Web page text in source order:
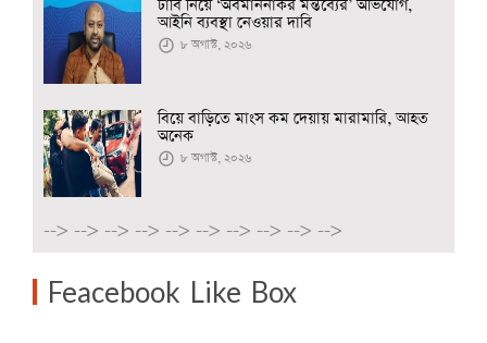
ঢাবি নিয়ে ‘অবমাননাকর মন্তব্যের’ অভিযোগ,
আইনি ব্যবস্থা নেওয়ার দাবি
৮ অগাস্ট, ২০২৬
বিয়ে বাড়িতে মাংস কম দেয়ায় মারামারি, আহত
অনেক
৮ অগাস্ট, ২০২৬
--> --> --> --> --> --> --> --> --> -->
Feacebook Like Box